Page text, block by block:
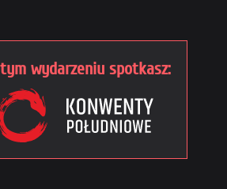
wydarzeniu spotkasz: